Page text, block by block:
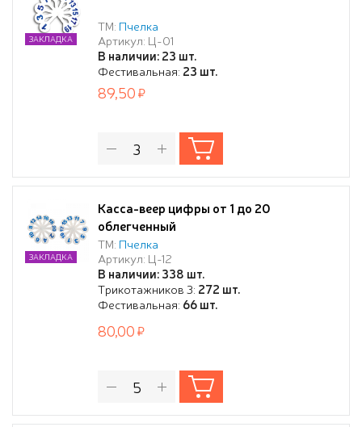
ТМ: Пчелка
Артикул: Ц-01
В наличии: 23 шт.
Фестивальная: 23 шт.
ЗАКЛАДКА
89,50
Касса-веер цифры от 1 до 20
облегченный
ТМ: Пчелка
Артикул: Ц-12
В наличии: 338 шт.
Трикотажников 3: 272 шт.
Фестивальная: 66 шт.
ЗАКЛАДКА
80,00